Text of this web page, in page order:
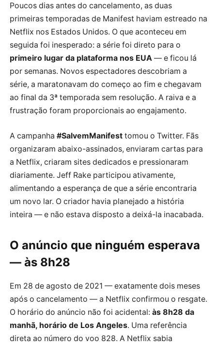
Poucos dias antes do cancelamento, as duas
primeiras temporadas de Manifest haviam estreado na
Netflix nos Estados Unidos. O que aconteceu em
seguida foi inesperado: a série foi direto para o
primeiro lugar da plataforma nos EUA — e ficou lá
por semanas. Novos espectadores descobriam a
série, a maratonavam do começo ao fim e chegavam
ao final da 3ª temporada sem resolução. A raiva e a
frustração foram proporcionais ao engajamento.
A campanha #SalvemManifest tomou o Twitter. Fãs
organizaram abaixo-assinados, enviaram cartas para
a Netflix, criaram sites dedicados e pressionaram
diariamente. Jeff Rake participou ativamente,
alimentando a esperança de que a série encontraria
um novo lar. O criador havia planejado a história
inteira — e não estava disposto a deixá-la inacabada.
O anúncio que ninguém esperava
— às 8h28
Em 28 de agosto de 2021 — exatamente dois meses
após o cancelamento — a Netflix confirmou o resgate.
O horário do anúncio não foi acidental: às 8h28 da
manhã, horário de Los Angeles. Uma referência
direta ao número do voo 828. A Netflix sabia